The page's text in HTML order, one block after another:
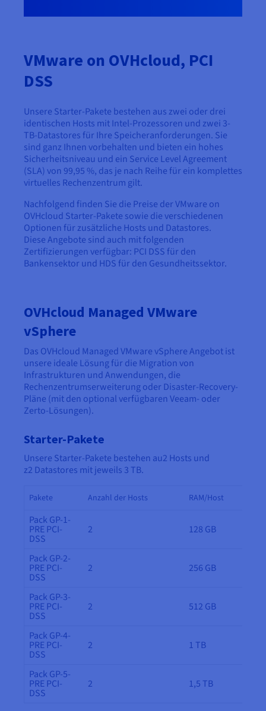
VMware on OVHcloud, PCI
DSS
Unsere Starter-Pakete bestehen aus zwei oder drei
identischen Hosts mit Intel-Prozessoren und zwei 3-
TB-Datastores für Ihre Speicheranforderungen. Sie
sind ganz Ihnen vorbehalten und bieten ein hohes
Sicherheitsniveau und ein Service Level Agreement
(SLA) von 99,95 %, das je nach Reihe für ein komplettes
virtuelles Rechenzentrum gilt.
Nachfolgend finden Sie die Preise der VMware on
OVHcloud Starter-Pakete sowie die verschiedenen
Optionen für zusätzliche Hosts und Datastores.
Diese Angebote sind auch mit folgenden
Zertifizierungen verfügbar: PCI DSS für den
Bankensektor und HDS für den Gesundheitssektor.
OVHcloud Managed VMware
vSphere
Das OVHcloud Managed VMware vSphere Angebot ist
unsere ideale Lösung für die Migration von
Infrastrukturen und Anwendungen, die
Rechenzentrumserweiterung oder Disaster-Recovery-
Pläne (mit den optional verfügbaren Veeam- oder
Zerto-Lösungen).
Starter-Pakete
Unsere Starter-Pakete bestehen au2 Hosts und
z2 Datastores mit jeweils 3 TB.
Pakete Anzahl der Hosts RAM/Host
Pack GP-1-
PRE PCI-
DSS
2 128 GB
Pack GP-2-
PRE PCI-
DSS
2 256 GB
Pack GP-3-
PRE PCI-
DSS
2 512 GB
Pack GP-4-
PRE PCI-
DSS
2 1 TB
Pack GP-5-
PRE PCI-
DSS
2 1,5 TB